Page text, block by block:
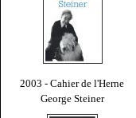
2003 - Cahier de l'Herne
George Steiner